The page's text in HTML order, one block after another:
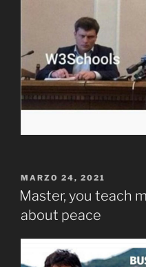
PUBLICADO
EL
MARZO 24, 2021
Master, you teach
about peace